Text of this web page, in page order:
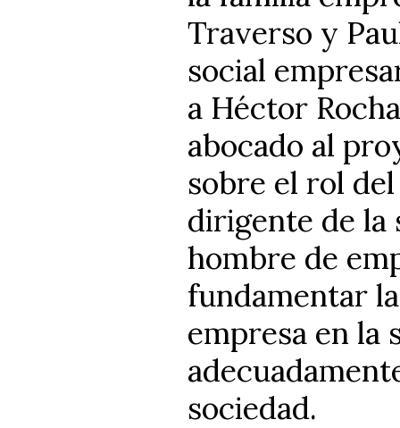
Traverso y
social
a Héctor
abocado al
sobre el rol
dirigente de la
hombre de
fundamentar
empresa en la
sociedad.